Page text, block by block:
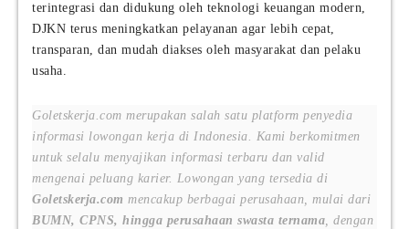
terintegrasi dan didukung oleh teknologi keuangan modern,
DJKN terus meningkatkan pelayanan agar lebih cepat,
transparan, dan mudah diakses oleh masyarakat dan pelaku
usaha.
Goletskerja.com merupakan salah satu platform penyedia
informasi lowongan kerja di Indonesia. Kami berkomitmen
untuk selalu menyajikan informasi terbaru dan valid
mengenai peluang karier. Lowongan yang tersedia di
Goletskerja.com mencakup berbagai perusahaan, mulai dari
BUMN, CPNS, hingga perusahaan swasta ternama, dengan